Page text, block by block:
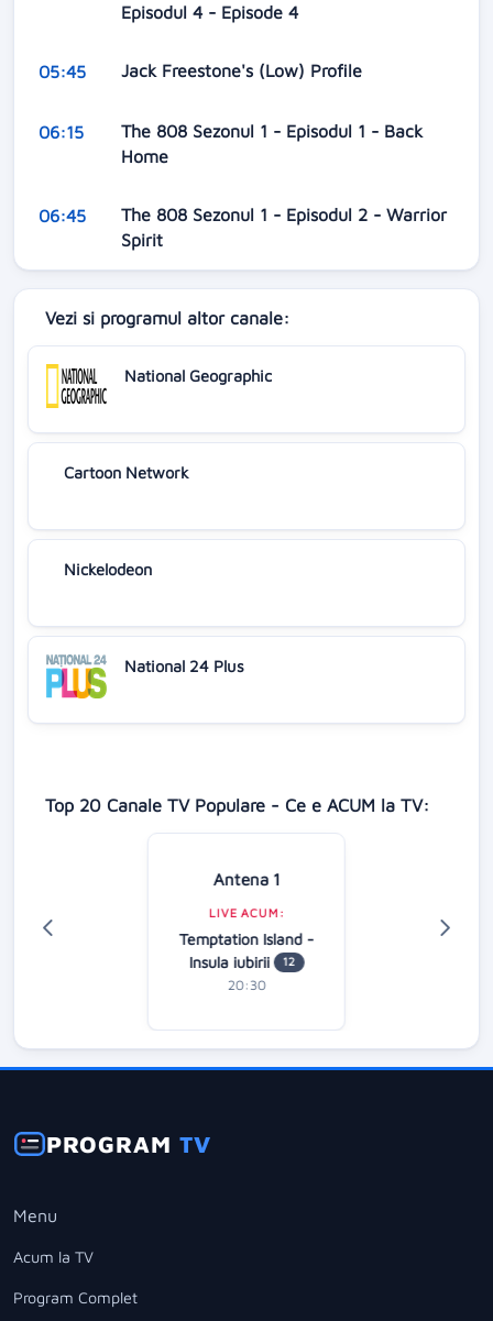
Episodul 4 - Episode 4
05:45 Jack Freestone's (Low) Profile
06:15
The 808 Sezonul 1 - Episodul 1 - Back
Home
06:45
The 808 Sezonul 1 - Episodul 2 - Warrior
Spirit
Vezi si programul altor canale:
National Geographic
Cartoon Network
Nickelodeon
National 24 Plus
Top 20 Canale TV Populare - Ce e ACUM la TV:
Antena 1
LIVE ACUM:
Temptation Island -
Insula iubirii
12
20:30
PROGRAMTV
Menu
Acum la TV
Program Complet